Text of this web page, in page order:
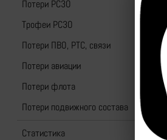
Потери РСЗО
Трофеи РСЗО
Потери ПВО, РТС, связи
Потери авиации
Потери флота
Потери подвижного состава
Статистика